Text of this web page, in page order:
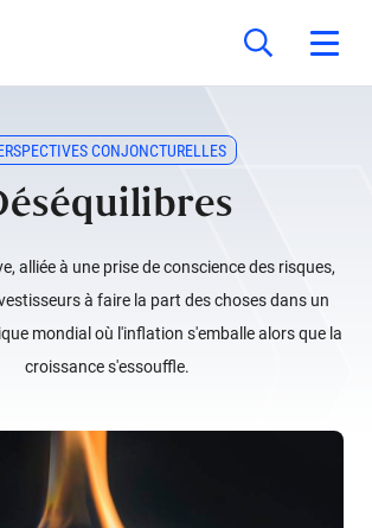
CONJONCTURELLES
alliée à une prise de conscience des risques,
à faire la part des choses dans un
mondial où l'inflation s'emballe alors que la
croissance s'essouffle.